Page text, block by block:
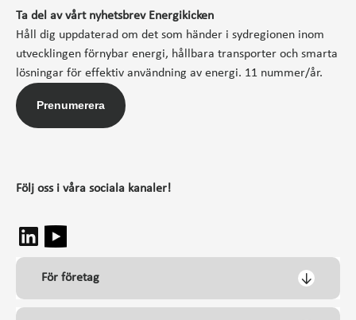
Ta del av vårt nyhetsbrev Energikicken
Håll dig uppdaterad om det som händer i sydregionen inom
utvecklingen förnybar energi, hållbara transporter och smarta
lösningar för effektiv användning av energi. 11 nummer/år.
Prenumerera
Följ oss i våra sociala kanaler!
För företag